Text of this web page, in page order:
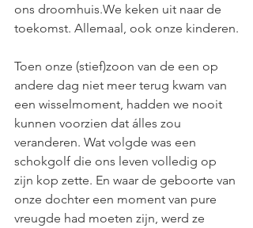
ons droomhuis.We keken uit naar de
toekomst. Allemaal, ook onze kinderen.
Toen onze (stief)zoon van de een op
andere dag niet meer terug kwam van
een wisselmoment, hadden we nooit
kunnen voorzien dat álles zou
veranderen. Wat volgde was een
schokgolf die ons leven volledig op
zijn kop zette. En waar de geboorte van
onze dochter een moment van pure
vreugde had moeten zijn, werd ze